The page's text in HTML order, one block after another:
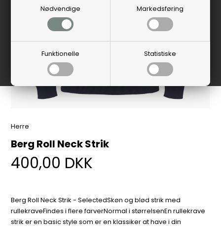
Nødvendige Markedsføring
Funktionelle Statistiske
Herre
Berg Roll Neck Strik
400,00 DKK
Berg Roll Neck Strik - SelectedSkøn og blød strik med
rullekraveFindes i flere farverNormal i størrelsenEn rullekrave
strik er en basic style som er en klassiker at have i din